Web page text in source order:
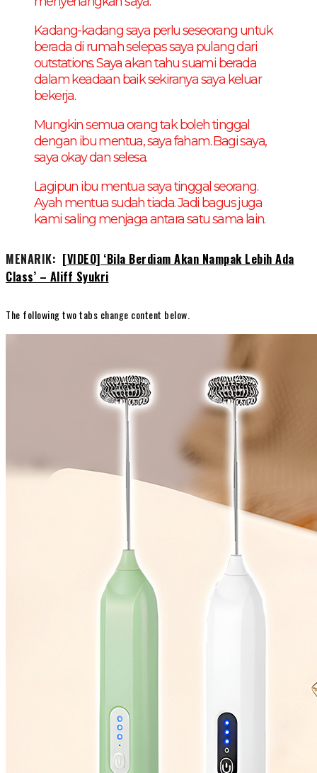
Kadang-kadang saya perlu seseorang untuk
berada di rumah selepas saya pulang dari
outstations. Saya akan tahu suami berada
dalam keadaan baik sekiranya saya keluar
bekerja.
Mungkin semua orang tak boleh tinggal
dengan ibu mentua, saya faham. Bagi saya,
saya okay dan selesa.
Lagipun ibu mentua saya tinggal seorang.
Ayah mentua sudah tiada. Jadi bagus juga
kami saling menjaga antara satu sama lain.
MENARIK: [VIDEO] ‘Bila Berdiam Akan Nampak Lebih Ada
Class’ – Aliff Syukri
The following two tabs change content below.